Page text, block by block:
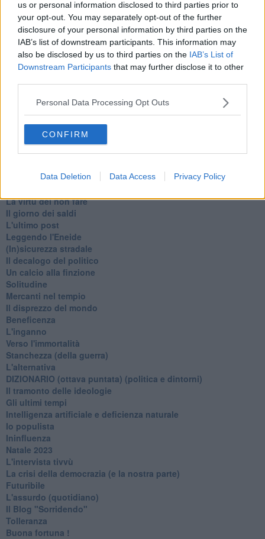
us or personal information disclosed to third parties prior to
your opt-out. You may separately opt-out of the further
disclosure of your personal information by third parties on the
IAB’s list of downstream participants. This information may
also be disclosed by us to third parties on the IAB’s List of
Downstream Participants that may further disclose it to other
Personal Data Processing Opt Outs
CONFIRM
Data Deletion Data Access Privacy Policy
Non avere e non essere
Armiamoci e... avviatevi
Da Capodanno a Carnevale
Schizzi di fango
Sor-riso amaro
Fine anno al ristorante
La festa di Capodanno
Re e regnanti
A noi interessa il dito non la luna
Come rubare allo stato e vivere felici
Una performance
Il compagno
Tramonto
La virtù del non fare
Il giorno dei saldi
L'ultimo post
Leggendo l'Eneide
​(In)sicurezza stradale
Il decalogo del politico
Un calcio alla finzione
Solitudine
Mercanti nel tempio
Il disprezzo del mondo
Beneficenza
L'inganno
Verso l'immortalità
Stanchezza (della guerra)
L'alternativa
​DIZIONARIO (ottava puntata) (politica e dintorni)
Il tramonto delle ideologie
Gli ultimi tempi
Intelligenza artificiale e deficienza naturale
Io populista
Ininfluenza
Natale 2023
L'intervista tivvù
La crisi della democrazia (e la nostra parte)
Futuribile
L'assurdo (quotidiano)
Il Blog "Sorridendo"
Tolleranza
Buona fortuna !